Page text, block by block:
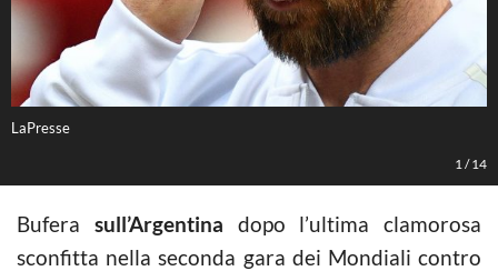
LaPresse
1 /14
Bufera sull’Argentina dopo l’ultima clamorosa
sconfitta nella seconda gara dei Mondiali contro